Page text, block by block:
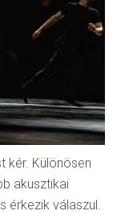
kér. Különösen
akusztikai
érkezik válaszul.